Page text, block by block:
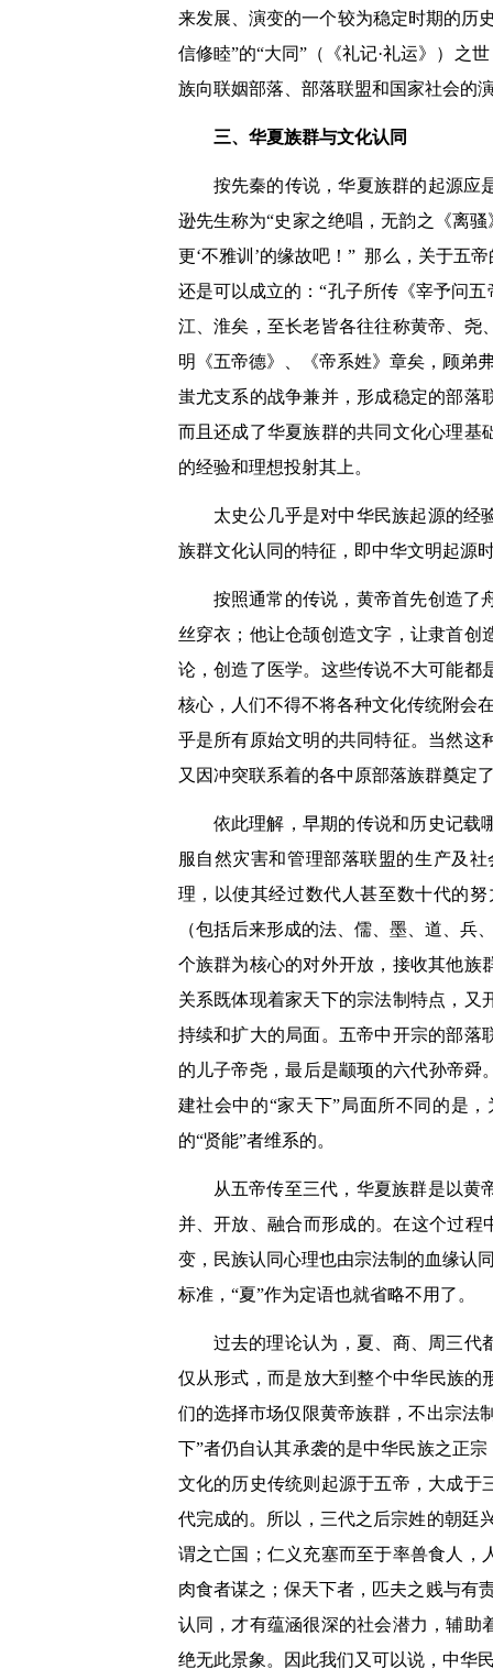
来发展、演变的一个较为稳定时期的历
信修睦”的“大同”（《礼记·礼运》）之
族向联姻部落、部落联盟和国家社会的
三、华夏族群与文化认同
按先秦的传说，华夏族群的起源应
逊先生称为“史家之绝唱，无韵之《离骚
更‘不雅训 ’的缘故吧！” 那么，关于五
还是可以成立的：“孔子所传《宰予问
江、淮矣，至长老皆各往往称黄帝、尧
明《五帝德》、《帝系姓》章矣，顾弟
蚩尤支系的战争兼并，形成稳定的部落
而且还成了华夏族群的共同文化心理基
的经验和理想投射其上。
太史公几乎是对中华民族起源的经
族群文化认同的特征，即中华文明起源
按照通常的传说，黄帝首先创造了
丝穿衣；他让仓颉创造文字，让隶首创
论，创造了医学。这些传说不大可能都
核心，人们不得不将各种文化传统附会
乎是所有原始文明的共同特征。当然这
又因冲突联系着的各中原部落族群奠定
依此理解，早期的传说和历史记载
服自然灾害和管理部落联盟的生产及
理，以使其经过数代人甚至数十代的
（包括后来形成的法、儒、墨、道、兵
个族群为核心的对外开放，接收其他族
关系既体现着家天下的宗法制特点，
持续和扩大的局面。五帝中开宗的部落
的儿子帝尧，最后是颛顼的六代孙帝
建社会中的“家天下”局面所不同的是
的“贤能”者维系的。
从五帝传至三代，华夏族群是以黄
并、开放、融合而形成的。在这个过程
变，民族认同心理也由宗法制的血缘认
标准， “夏”作为定语也就省略不用了。
过去的理论认为，夏、商、周三代
仅从形式，而是放大到整个中华民族
们的选择市场仅限黄帝族群，不出宗法
下”者仍自认其承袭的是中华民族之正
文化的历史传统则起源于五帝，大成于
代完成的。所以，三代之后宗姓的朝廷
谓之亡国；仁义充塞而至于率兽食人，
肉食者谋之；保天下者，匹夫之贱与有
认同，才有蕴涵很深的社会潜力，辅助
绝无此景象。因此我们又可以说，中华